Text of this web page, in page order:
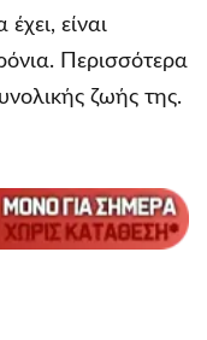
είναι
Περισσότερα
ζωής της.